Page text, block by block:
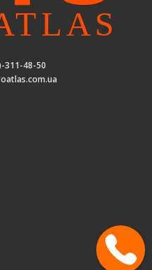
311-48-50